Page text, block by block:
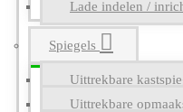
Lade indelen /
Spiegels
Uittrekbare
Uittrekbare